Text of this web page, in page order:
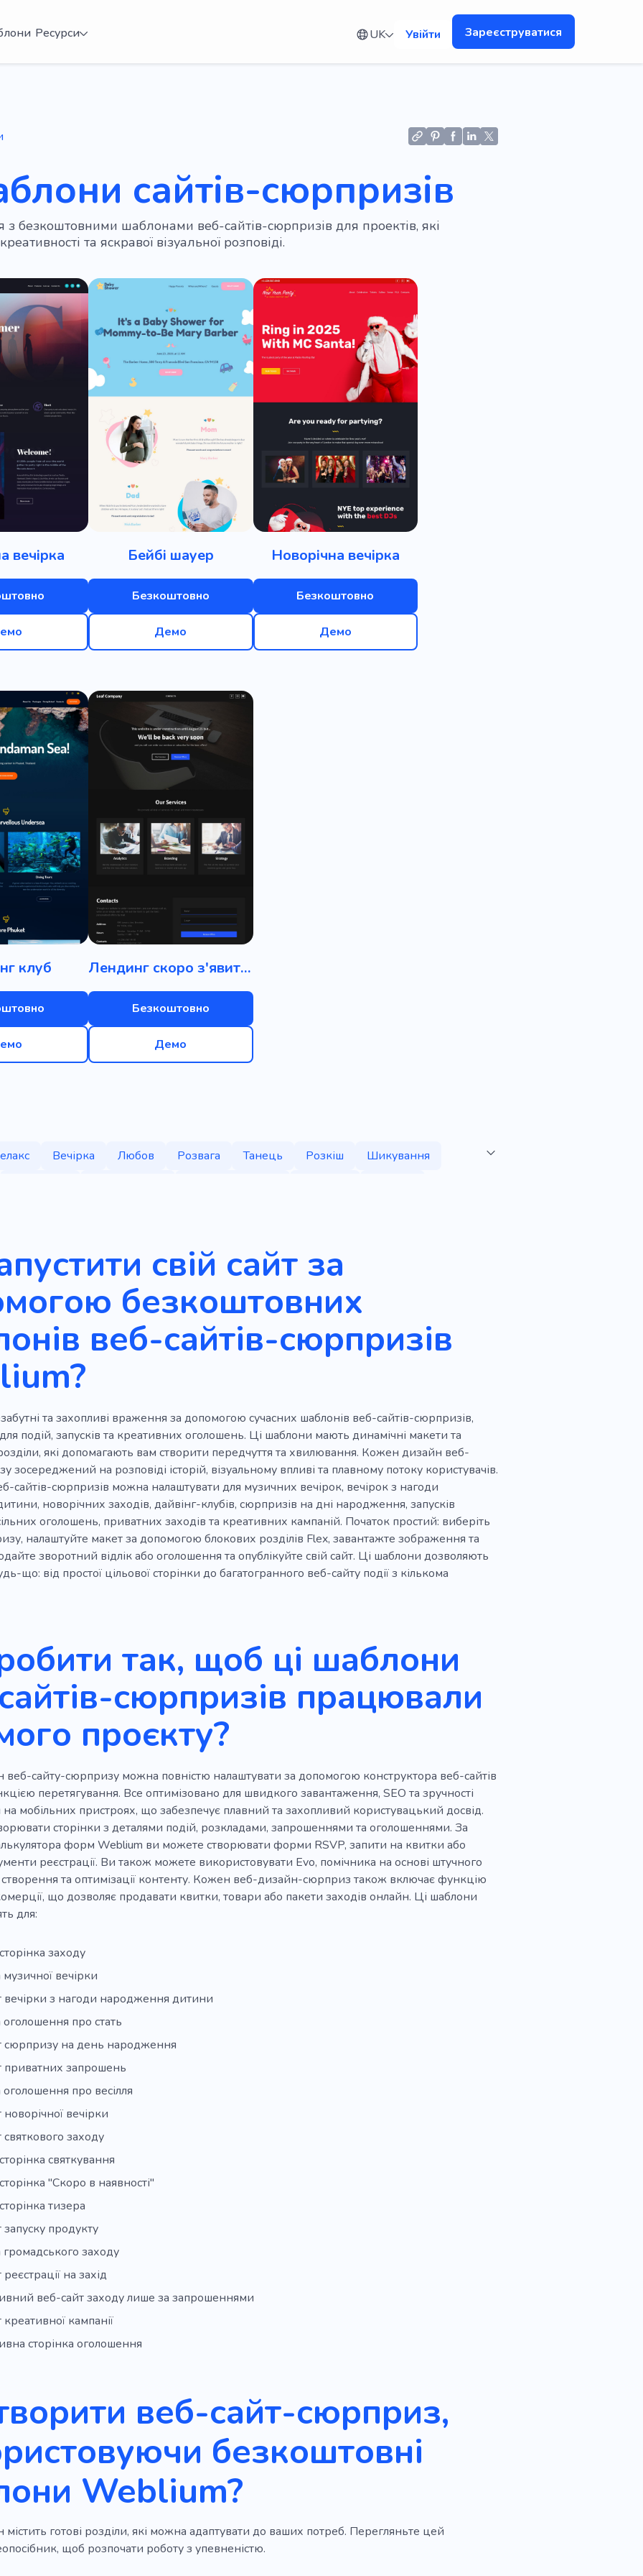
Ресурси UK Увійти Зареєструватися
сайтів-сюрпризів
з безкоштовними шаблонами веб-сайтів-сюрпризів для проектів, які
та яскравої візуальної розповіді.
вечірка Бейбі шауер
Безкоштовно
Демо
Новорічна вечірка
Безкоштовно
Демо
клуб Лендинг скоро з'явиться
Безкоштовно
Демо
Вечірка Любов Розвага Танець Розкіш
Шикування
Подарунок на день народження Нічне сидіння Той же день
свій сайт за
безкоштовних
веб-сайтів-сюрпризів
та захопливі враження за допомогою сучасних шаблонів веб-сайтів-сюрпризів,
подій, запусків та креативних оголошень. Ці шаблони мають динамічні макети та
які допомагають вам створити передчуття та хвилювання. Кожен дизайн веб-
зосереджений на розповіді історій, візуальному впливі та плавному потоку користувачів.
сайтів-сюрпризів можна налаштувати для музичних вечірок, вечірок з нагоди
новорічних заходів, дайвінг-клубів, сюрпризів на дні народження, запусків
оголошень, приватних заходів та креативних кампаній. Початок простий: виберіть
налаштуйте макет за допомогою блокових розділів Flex, завантажте зображення та
зворотний відлік або оголошення та опублікуйте свій сайт. Ці шаблони дозволяють
що: від простої цільової сторінки до багатогранного веб-сайту події з кількома
так, щоб ці шаблони
сюрпризів працювали
проєкту?
сайту-сюрпризу можна повністю налаштувати за допомогою конструктора веб-сайтів
перетягування. Все оптимізовано для швидкого завантаження, SEO та зручності
мобільних пристроях, що забезпечує плавний та захопливий користувацький досвід.
сторінки з деталями подій, розкладами, запрошеннями та оголошеннями. За
форм Weblium ви можете створювати форми RSVP, запити на квитки або
реєстрації. Ви також можете використовувати Evo, помічника на основі штучного
створення та оптимізації контенту. Кожен веб-дизайн-сюрприз також включає функцію
що дозволяє продавати квитки, товари або пакети заходів онлайн. Ці шаблони
для:
заходу
музичної вечірки
вечірки з нагоди народження дитини
оголошення про стать
сюрпризу на день народження
приватних запрошень
оголошення про весілля
вечірки
заходу
святкування
"Скоро в наявності"
тизера
продукту
громадського заходу
на захід
веб-сайт заходу лише за запрошеннями
кампанії
сторінка оголошення
веб-сайт-сюрприз,
безкоштовні
Weblium?
готові розділи, які можна адаптувати до ваших потреб. Перегляньте цей
щоб розпочати роботу з упевненістю.